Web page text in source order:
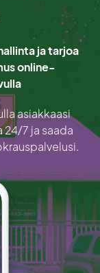
ja tarjoa
online-
asiakkaasi
24/7 ja saada